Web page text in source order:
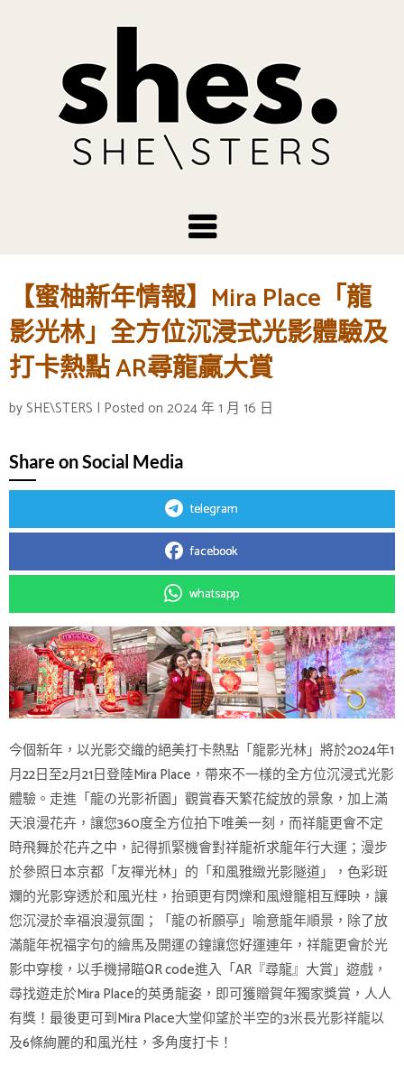
【蜜柚新年情報】Mira Place「龍
影光林」全方位沉浸式光影體驗及
打卡熱點 AR尋龍贏大賞
by SHE\STERS | Posted on 2024 年 1 月 16 日
Share on Social Media
telegram
facebook
whatsapp
今個新年，以光影交織的絕美打卡熱點「龍影光林」將於2024年1
月22日至2月21日登陸Mira Place，帶來不一樣的全方位沉浸式光影
體驗。走進「龍の光影祈園」觀賞春天繁花綻放的景象，加上滿
天浪漫花卉，讓您360度全方位拍下唯美一刻，而祥龍更會不定
時飛舞於花卉之中，記得抓緊機會對祥龍祈求龍年行大運；漫步
於參照日本京都「友禪光林」的「和風雅緻光影隧道」，色彩斑
斕的光影穿透於和風光柱，抬頭更有閃爍和風燈籠相互輝映，讓
您沉浸於幸福浪漫氛圍；「龍の祈願亭」喻意龍年順景，除了放
滿龍年祝福字句的繪馬及開運の鐘讓您好運連年，祥龍更會於光
影中穿梭，以手機掃瞄QR code進入「AR『尋龍』大賞」遊戲，
尋找遊走於Mira Place的英勇龍姿，即可獲贈賀年獨家獎賞，人人
有獎！最後更可到Mira Place大堂仰望於半空的3米長光影祥龍以
及6條絢麗的和風光柱，多角度打卡！